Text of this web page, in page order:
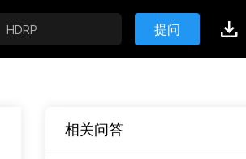
提问
相关问答